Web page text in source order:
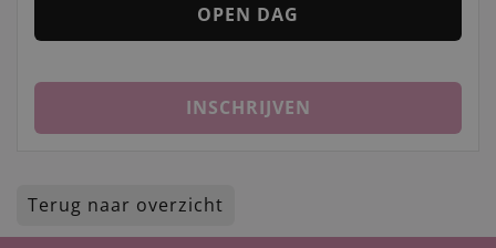
OPEN DAG
INSCHRIJVEN
Terug naar overzicht